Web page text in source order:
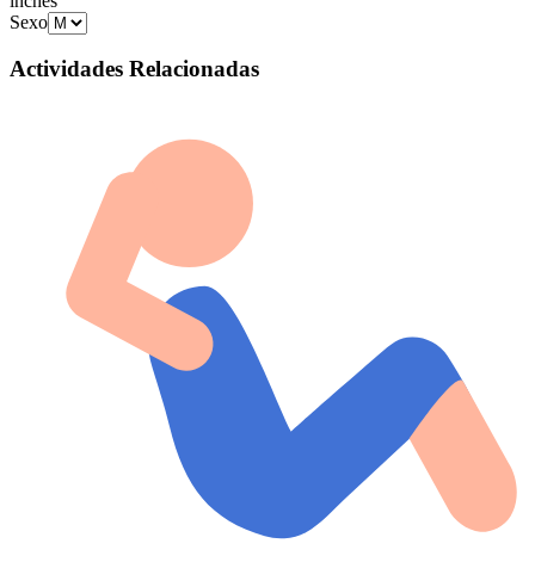
Sexo
Actividades Relacionadas